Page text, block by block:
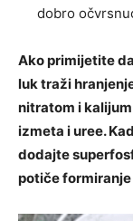
dobro
Ako primijetite
luk traži
nitratom i
izmeta i uree.
dodajte
potiče